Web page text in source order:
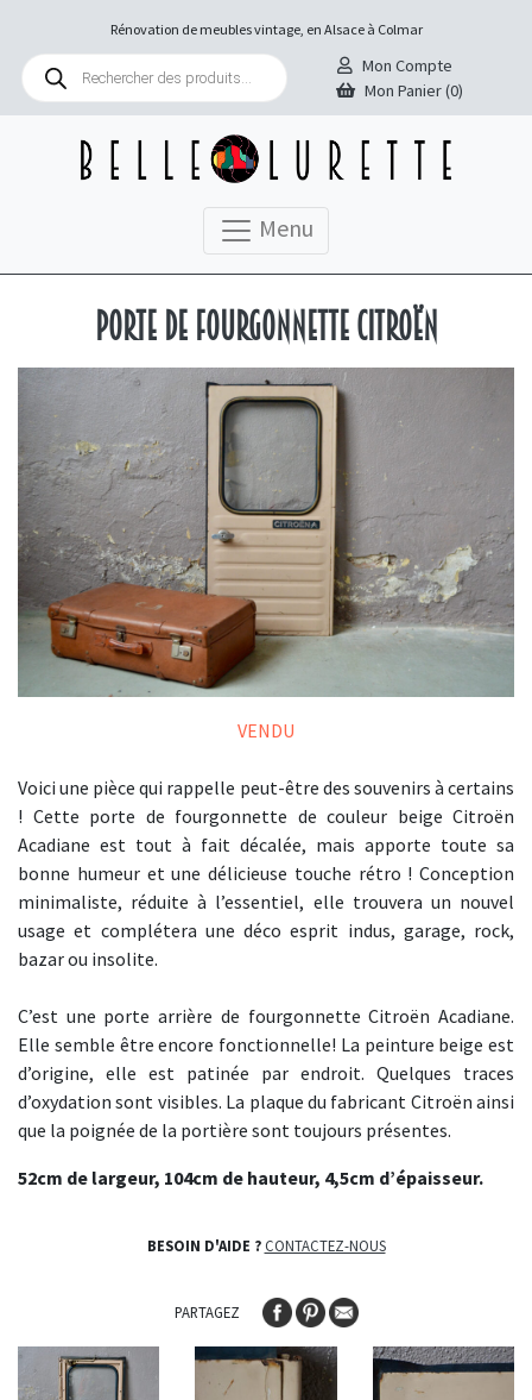
Rénovation de meubles vintage, en Alsace à Colmar
Recherche
produits
Mon Compte
Mon Panier (0)
Menu
Porte de fourgonnette Citroën
VENDU
Voici une pièce qui rappelle peut-être des souvenirs à certains
! Cette porte de fourgonnette de couleur beige Citroën
Acadiane est tout à fait décalée, mais apporte toute sa
bonne humeur et une délicieuse touche rétro ! Conception
minimaliste, réduite à l’essentiel, elle trouvera un nouvel
usage et complétera une déco esprit indus, garage, rock,
bazar ou insolite.
C’est une porte arrière de fourgonnette Citroën Acadiane.
Elle semble être encore fonctionnelle! La peinture beige est
d’origine, elle est patinée par endroit. Quelques traces
d’oxydation sont visibles. La plaque du fabricant Citroën ainsi
que la poignée de la portière sont toujours présentes.
52cm de largeur, 104cm de hauteur, 4,5cm d’épaisseur.
BESOIN D'AIDE ? CONTACTEZ-NOUS
PARTAGEZ